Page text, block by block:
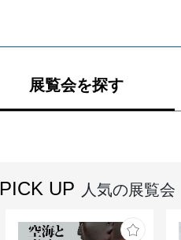
展覧会を探す
PICK UP 人気の展覧会